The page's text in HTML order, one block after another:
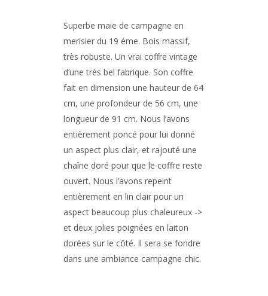
Superbe maie de campagne en
merisier du 19 éme. Bois massif,
très robuste. Un vrai coffre vintage
d’une très bel fabrique. Son coffre
fait en dimension une hauteur de 64
cm, une profondeur de 56 cm, une
longueur de 91 cm. Nous l’avons
entièrement poncé pour lui donné
un aspect plus clair, et rajouté une
chaîne doré pour que le coffre reste
ouvert. Nous l’avons repeint
entièrement en lin clair pour un
aspect beaucoup plus chaleureux ->
et deux jolies poignées en laiton
dorées sur le côté. Il sera se fondre
dans une ambiance campagne chic.